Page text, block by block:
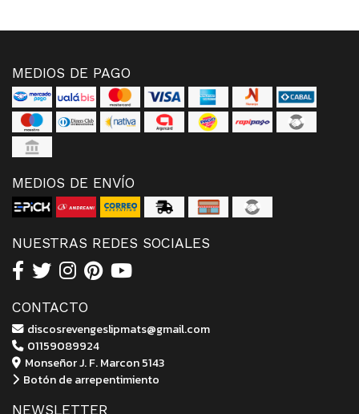
MEDIOS DE PAGO
MEDIOS DE ENVÍO
NUESTRAS REDES SOCIALES
CONTACTO
discosrevengeslipmats@gmail.com
01159089924
Monseñor J. F. Marcon 5143
Botón de arrepentimiento
NEWSLETTER